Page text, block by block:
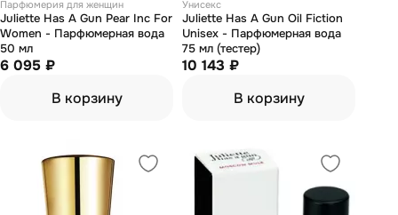
Парфюмерия для женщин
Juliette Has А Gun Pear Inc For
Women - Парфюмерная вода
50 мл
6 095 ₽
В корзину
Унисекс
Juliette Has А Gun Oil Fiction
Unisex - Парфюмерная вода
75 мл (тестер)
10 143 ₽
В корзину